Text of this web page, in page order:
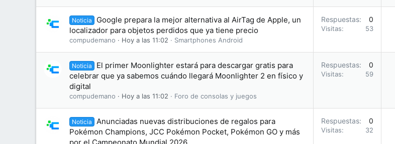
Noticia
Google prepara la mejor alternativa al AirTag de Apple, un
localizador para objetos perdidos que ya tiene precio
compudemano Hoy a las 11:02 Smartphones Android
Respuestas 0
Visitas 53
Noticia
El primer Moonlighter estará para descargar gratis para
celebrar que ya sabemos cuándo llegará Moonlighter 2 en físico y
digital
compudemano Hoy a las 11:02 Foro de consolas y juegos
Respuestas 0
Visitas 59
Noticia
Anunciadas nuevas distribuciones de regalos para
Pokémon Champions, JCC Pokémon Pocket, Pokémon GO y más
Respuestas 0
Visitas 32